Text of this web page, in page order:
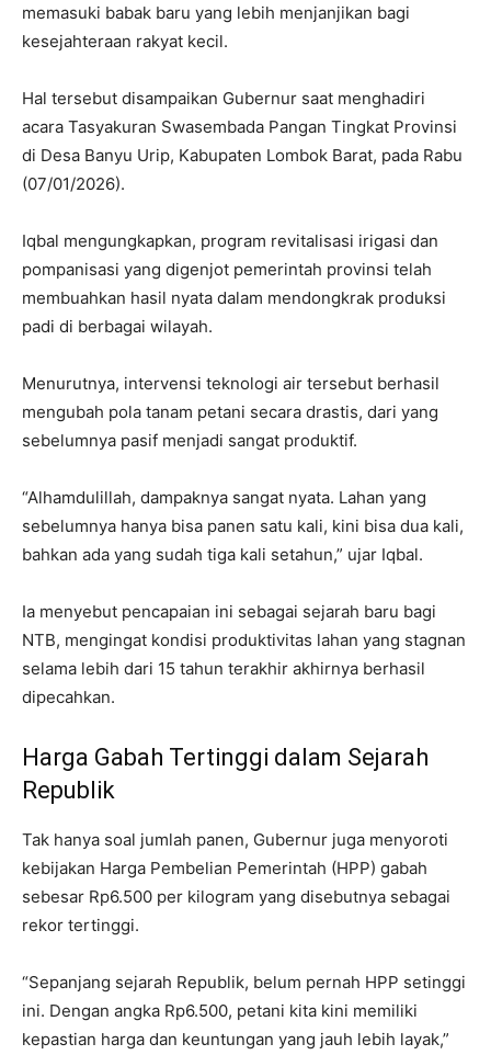
memasuki babak baru yang lebih menjanjikan bagi
kesejahteraan rakyat kecil.
​Hal tersebut disampaikan Gubernur saat menghadiri
acara Tasyakuran Swasembada Pangan Tingkat Provinsi
di Desa Banyu Urip, Kabupaten Lombok Barat, pada Rabu
(07/01/2026).
​Iqbal mengungkapkan, program revitalisasi irigasi dan
pompanisasi yang digenjot pemerintah provinsi telah
membuahkan hasil nyata dalam mendongkrak produksi
padi di berbagai wilayah.
​Menurutnya, intervensi teknologi air tersebut berhasil
mengubah pola tanam petani secara drastis, dari yang
sebelumnya pasif menjadi sangat produktif.
​“Alhamdulillah, dampaknya sangat nyata. Lahan yang
sebelumnya hanya bisa panen satu kali, kini bisa dua kali,
bahkan ada yang sudah tiga kali setahun,” ujar Iqbal.
​Ia menyebut pencapaian ini sebagai sejarah baru bagi
NTB, mengingat kondisi produktivitas lahan yang stagnan
selama lebih dari 15 tahun terakhir akhirnya berhasil
dipecahkan.
Harga Gabah Tertinggi dalam Sejarah
Republik
​Tak hanya soal jumlah panen, Gubernur juga menyoroti
kebijakan Harga Pembelian Pemerintah (HPP) gabah
sebesar Rp6.500 per kilogram yang disebutnya sebagai
rekor tertinggi.
​“Sepanjang sejarah Republik, belum pernah HPP setinggi
ini. Dengan angka Rp6.500, petani kita kini memiliki
kepastian harga dan keuntungan yang jauh lebih layak,”